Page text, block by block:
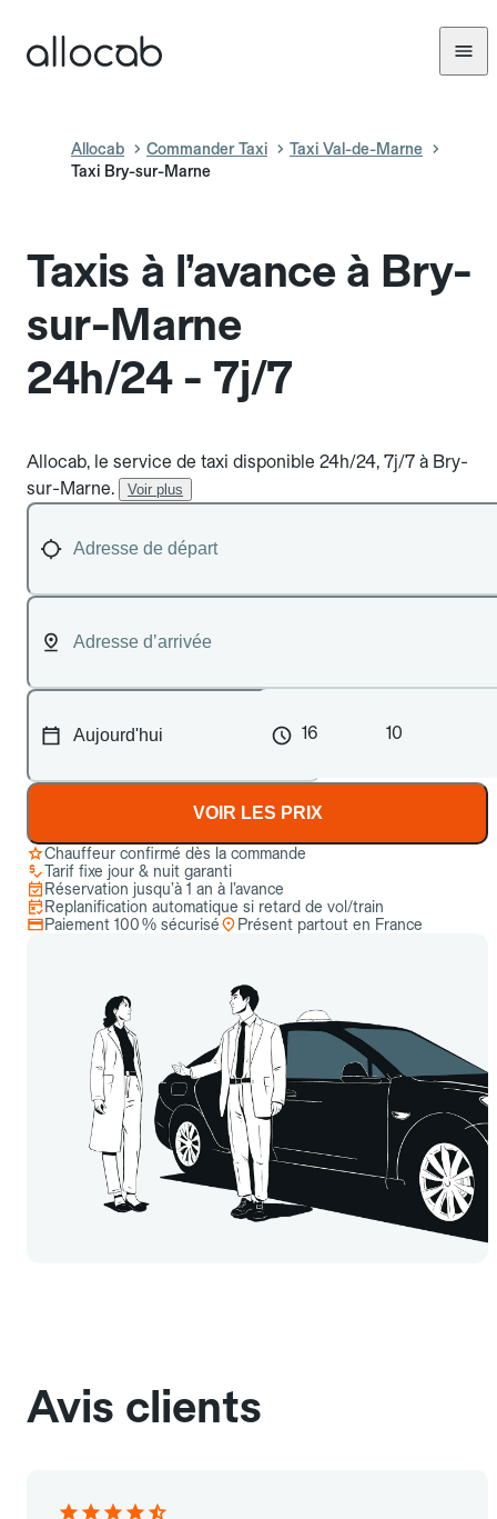
Allocab Commander Taxi
Taxi Val-de-Marne
Taxi Bry-sur-Marne
Taxis à l’avance à Bry-
sur-Marne
24h/24 - 7j/7
Allocab, le service de taxi disponible 24h/24, 7j/7 à Bry-
sur-Marne.
Voir plus
16 10
VOIR LES PRIX
Chauffeur confirmé dès la commande
Tarif fixe jour & nuit garanti
Réservation jusqu’à 1 an à l’avance
Replanification automatique si retard de vol/train
Paiement 100 % sécurisé
Présent partout en France
Avis clients